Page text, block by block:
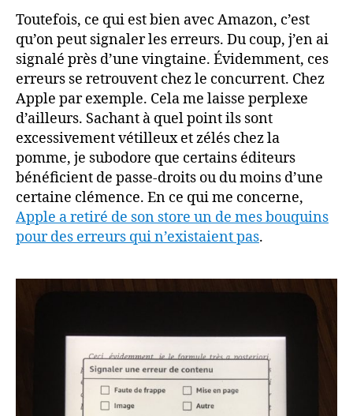
Toutefois, ce qui est bien avec Amazon, c’est
qu’on peut signaler les erreurs. Du coup, j’en ai
signalé près d’une vingtaine. Évidemment, ces
erreurs se retrouvent chez le concurrent. Chez
Apple par exemple. Cela me laisse perplexe
d’ailleurs. Sachant à quel point ils sont
excessivement vétilleux et zélés chez la
pomme, je subodore que certains éditeurs
bénéficient de passe-droits ou du moins d’une
certaine clémence. En ce qui me concerne,
Apple a retiré de son store un de mes bouquins
pour des erreurs qui n’existaient pas.